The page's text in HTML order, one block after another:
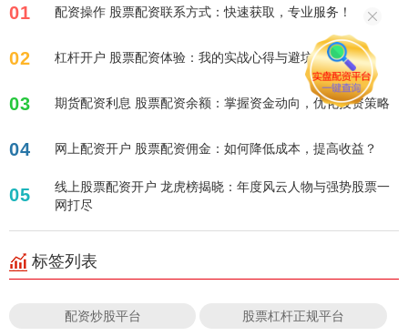
01 配资操作 股票配资联系方式：快速获取，专业服务！
02 杠杆开户 股票配资体验：我的实战心得与避坑指南
03 期货配资利息 股票配资余额：掌握资金动向，优化投资策略
04 网上配资开户 股票配资佣金：如何降低成本，提高收益？
05
线上股票配资开户 龙虎榜揭晓：年度风云人物与强势股票一
网打尽
标签列表
配资炒股平台 股票杠杆正规平台